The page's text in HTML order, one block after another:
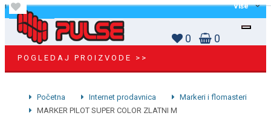
Više
0 0
POGLEDAJ PROIZVODE >>
Početna Internet prodavnica
Markeri i flomasteri
MARKER PILOT SUPER COLOR ZLATNI M